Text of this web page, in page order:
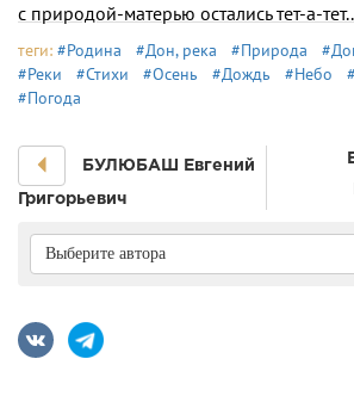
с природой-матерью остались тет-а-
теги: #Родина #Дон, река #Природа
#Реки
#Стихи #Осень #Дождь #Небо
#Погода
БУЛЮБАШ Евгений
Григорьевич
Выберите автора